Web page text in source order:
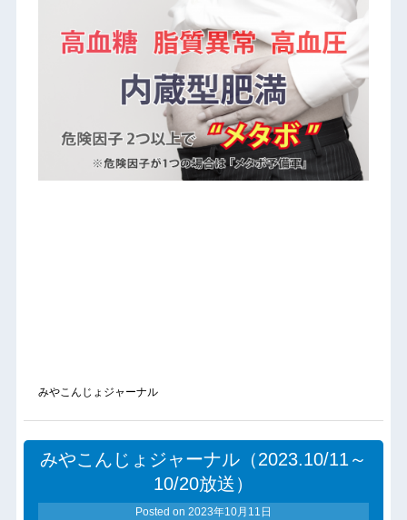
みやこんじょジャーナル
みやこんじょジャーナル（2023.10/11～
10/20放送）
Posted on 2023年10月11日